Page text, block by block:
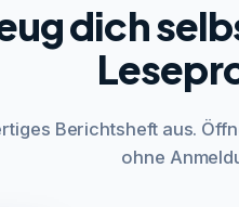
dich
Berichtsheft aus.
ohne